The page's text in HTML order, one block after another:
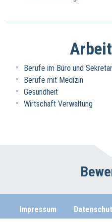
Berufe im Büro und
Berufe mit Medizin
Gesundheit
Wirtschaft Verwaltung
Impressum